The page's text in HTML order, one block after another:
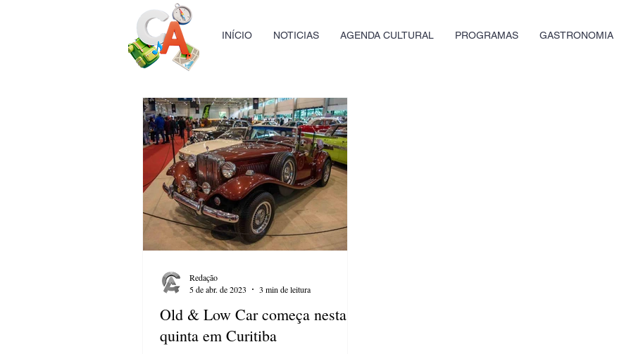
INÍCIO NOTICIAS AGENDA CULTURAL PROGRAMAS GASTRONOMIA
Old & Low Car começa nesta
quinta em Curitiba
Redação
5 de abr. de 2023
3 min de leitura